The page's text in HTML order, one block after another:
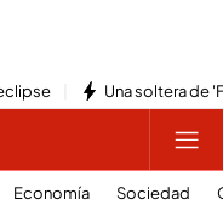
Una soltera de
Economía Sociedad